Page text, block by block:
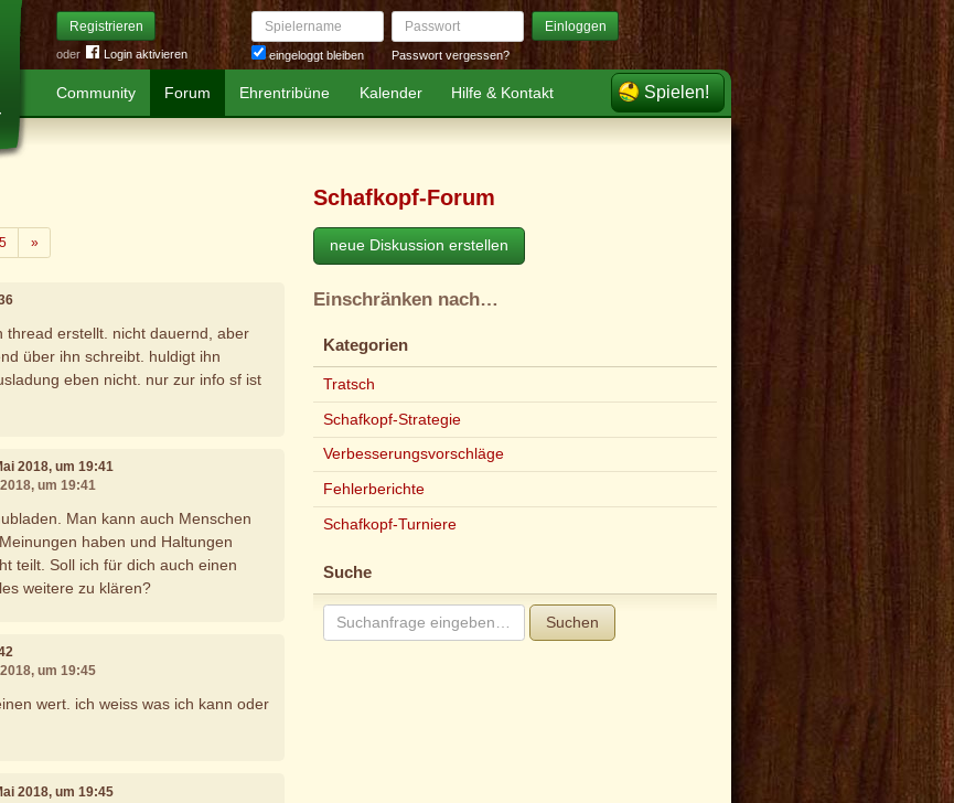
Registrieren
oder Login aktivieren
Spielername
eingeloggt bleiben
Passwort Einloggen
Passwort vergessen?
Community Forum Ehrentribüne Kalender Hilfe & Kontakt Spielen!
»Weiter
thread erstellt. nicht dauernd, aber
über ihn schreibt. huldigt ihn
eben nicht. nur zur info sf ist
2018, um 19:41
um 19:41
Man kann auch Menschen
haben und Haltungen
teilt. Soll ich für dich auch einen
weitere zu klären?
um 19:45
wert. ich weiss was ich kann oder
2018, um 19:45
Schafkopf-Forum
neue Diskussion erstellen
Einschränken nach…
Kategorien
Tratsch
Schafkopf-Strategie
Verbesserungsvorschläge
Fehlerberichte
Schafkopf-Turniere
Suche
Suchen